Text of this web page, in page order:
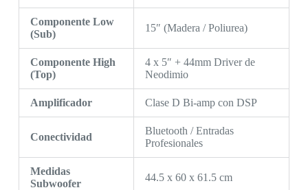
Componente Low
(Sub)
15″ (Madera / Poliurea)
Componente High
(Top)
4 x 5″ + 44mm Driver de
Neodimio
Amplificador Clase D Bi-amp con DSP
Conectividad
Bluetooth / Entradas
Profesionales
Medidas
Subwoofer
44.5 x 60 x 61.5 cm